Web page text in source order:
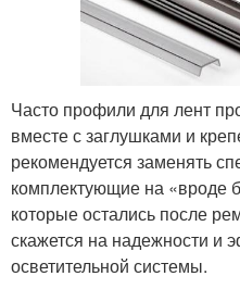
Часто профили для лент
вместе с заглушками и
рекомендуется заменять
комплектующие на «вроде
которые остались после
скажется на надежности и
осветительной системы.